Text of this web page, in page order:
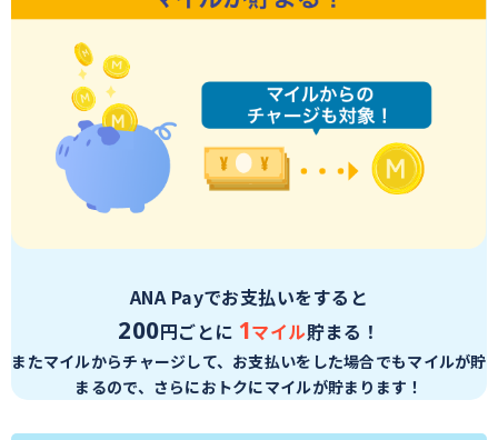
ANA Payでお支払いをすると
200円ごとに 1マイル貯まる！
またマイルからチャージして、お支払いをした場合でもマイルが貯
まるので、 さらにおトクにマイルが貯まります！